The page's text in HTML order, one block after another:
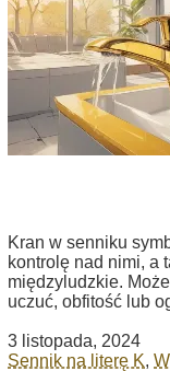
Kran w senniku
kontrolę nad nimi, a
międzyludzkie.
uczuć, obfitość lub
3 listopada, 2024
Sennik na literę K,